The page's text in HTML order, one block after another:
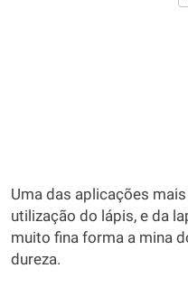
Uma das aplicações
utilização do lápis, e da
muito fina forma a mina
dureza.